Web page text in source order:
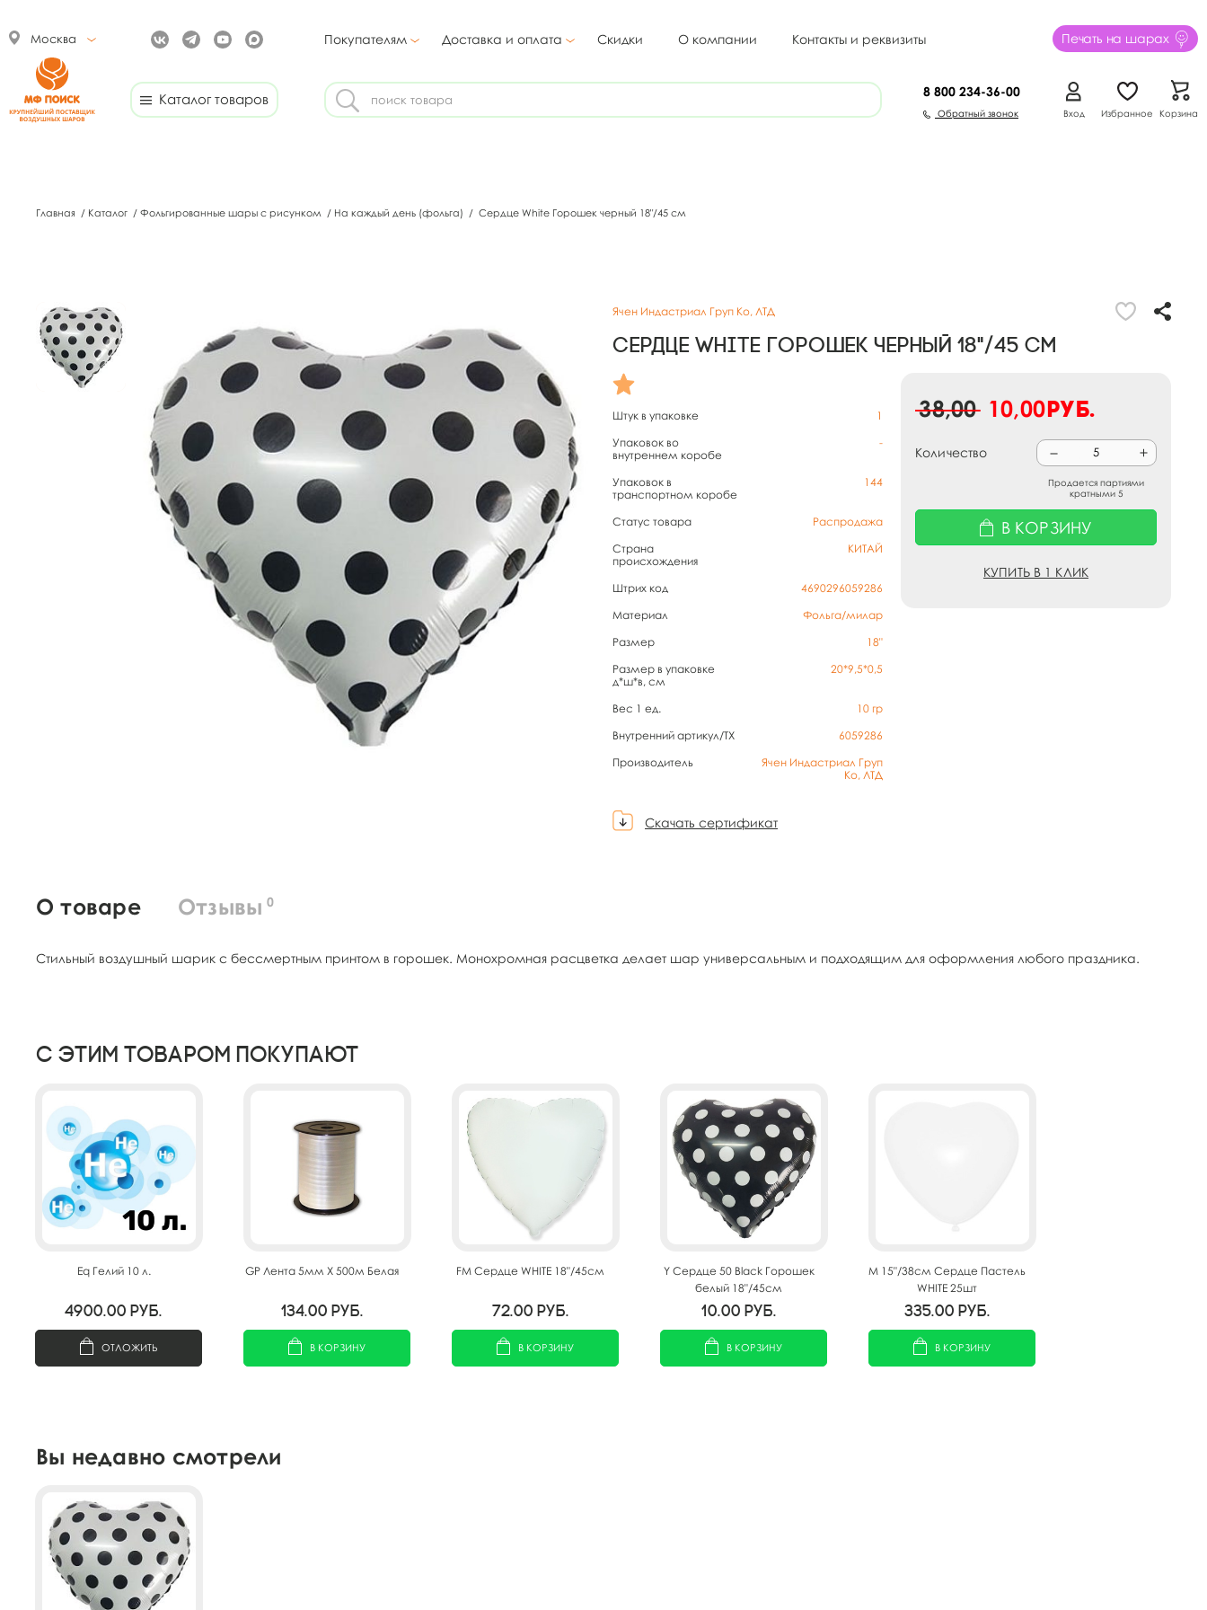
Москва Покупателям Доставка и оплата Скидки О компании Контакты и реквизиты Печать на шарах
Каталог товаров 8 800 234-36-00
Обратный звонок Вход Избранное Корзина
Главная / Каталог / Фольгированные шары с рисунком / На каждый день (фольга) / Сердце White Горошек черный 18"/45 см
Ячен Индастриал Груп Ко, ЛТД
Сердце White Горошек черный 18"/45 см
Штук в упаковке
1
Упаковок во
внутреннем коробе
-
Упаковок в
транспортном коробе
144
Статус товара
Распродажа
Страна
происхождения
КИТАЙ
Штрих код
4690296059286
Материал
Фольга/милар
Размер
18"
Размер в упаковке
д*ш*в, см
20*9,5*0,5
Вес 1 ед. 10 гр
Внутренний артикул/TX
6059286
Производитель
Ячен Индастриал Груп
Ко, ЛТД
Скачать сертификат
38,00 10,00руб.
Количество
Продается партиями
кратными 5
В КОРЗИНУ
КУПИТЬ В 1 КЛИК
О товаре Отзывы 0
Стильный воздушный шарик с бессмертным принтом в горошек. Монохромная расцветка делает шар универсальным и подходящим для оформления любого праздника.
С этим товаром покупают
Eq Гелий 10 л.
4900.00 руб.
ОТЛОЖИТЬ
GP Лента 5мм X 500м Белая
134.00 руб.
В КОРЗИНУ
FM Сердце WHITE 18"/45см
72.00 руб.
В КОРЗИНУ
Y Сердце 50 Black Горошек
белый 18"/45см
10.00 руб.
В КОРЗИНУ
M 15"/38см Сердце Пастель
WHITE 25шт
335.00 руб.
В КОРЗИНУ
Вы недавно смотрели